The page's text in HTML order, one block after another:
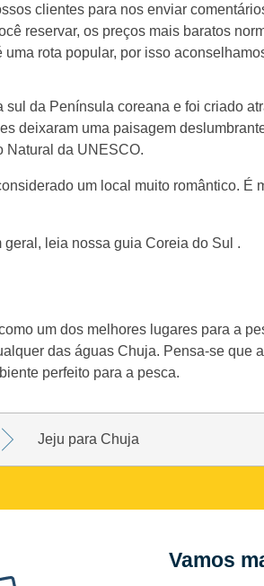
clientes para nos enviar
reservar, os preços mais baratos
rota popular, por isso
sul da Península coreana e foi criado
deixaram uma paisagem
Natural da UNESCO.
um local muito romântico. É
leia nossa guia Coreia do Sul .
um dos melhores lugares para a
das águas Chuja. Pensa-se que
perfeito para a pesca.
Jeju para Chuja
Vamos